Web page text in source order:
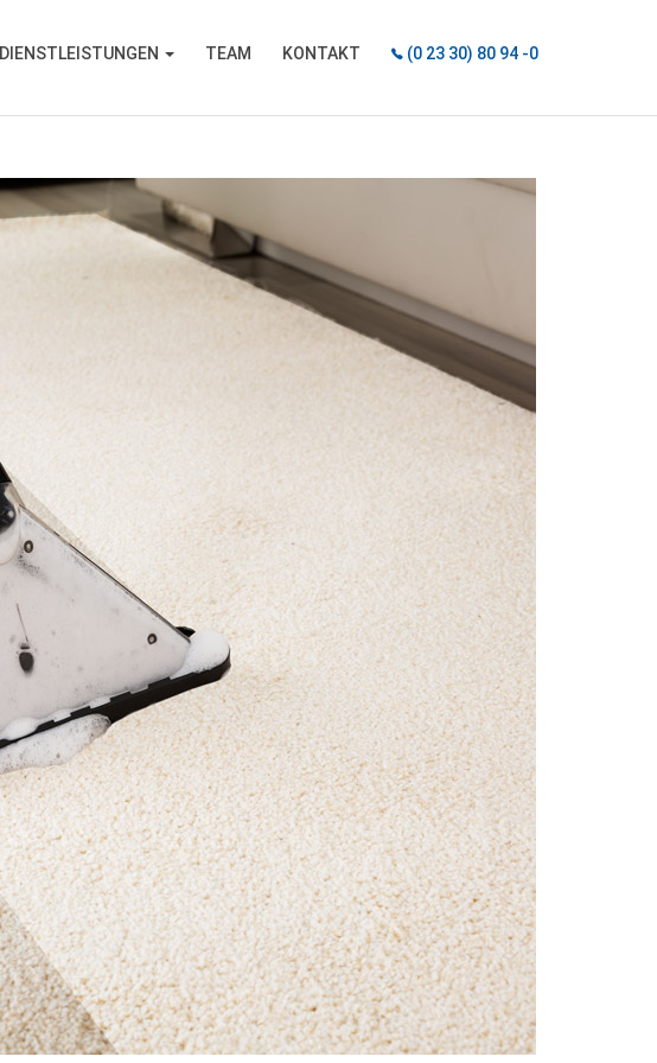
DIENSTLEISTUNGEN TEAM KONTAKT (0 23 30) 80 94 -0